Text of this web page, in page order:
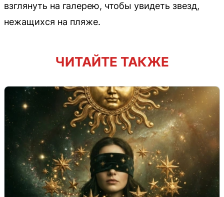
взглянуть на галерею, чтобы увидеть звезд,
нежащихся на пляже.
ЧИТАЙТЕ ТАКЖЕ